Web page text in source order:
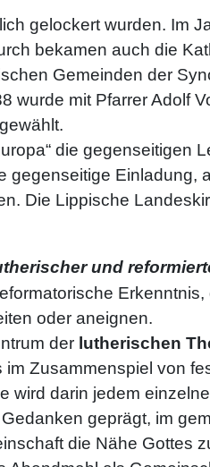
gelockert wurden. Im
bekamen auch die
Gemeinden der
wurde mit Pfarrer Adolf
die gegenseitigen
Einladung,
Die Lippische
und
oder aneignen.
der lutherischen
Zusammenspiel von
wird darin jedem
geprägt, im
die Nähe Gottes